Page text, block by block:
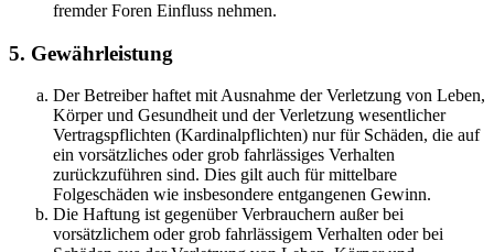
fremder Foren Einfluss nehmen.
5. Gewährleistung
Der Betreiber haftet mit Ausnahme der Verletzung von Leben,
Körper und Gesundheit und der Verletzung wesentlicher
Vertragspflichten (Kardinalpflichten) nur für Schäden, die auf
ein vorsätzliches oder grob fahrlässiges Verhalten
zurückzuführen sind. Dies gilt auch für mittelbare
Folgeschäden wie insbesondere entgangenen Gewinn.
Die Haftung ist gegenüber Verbrauchern außer bei
vorsätzlichem oder grob fahrlässigem Verhalten oder bei